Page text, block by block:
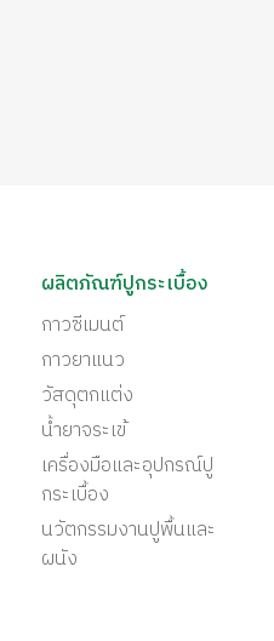
ผลิตภัณฑ์ปูกระเบื้อง
กาวซีเมนต์
กาวยาแนว
วัสดุตกแต่ง
น้ำยาจระเข้
เครื่องมือและอุปกรณ์ปู
กระเบื้อง
นวัตกรรมงานปูพื้นและ
ผนัง